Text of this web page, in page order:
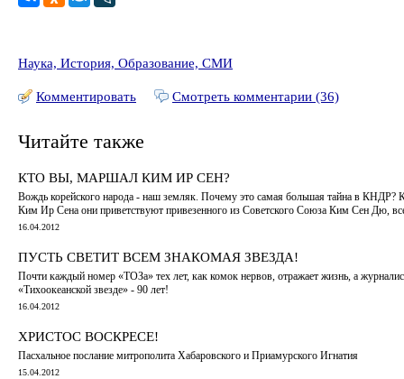
Наука, История, Образование, СМИ
Комментировать Смотреть комментарии (36)
Читайте также
КТО ВЫ, МАРШАЛ КИМ ИР СЕН?
Вождь корейского народа - наш земляк. Почему это самая большая тайна в
Ким Ир Сена они приветствуют привезенного из Советского Союза Ким Сен Дю,
16.04.2012
ПУСТЬ СВЕТИТ ВСЕМ ЗНАКОМАЯ ЗВЕЗДА!
Почти каждый номер «ТОЗа» тех лет, как комок нервов, отражает жизнь, а
«Тихоокеанской звезде» - 90 лет!
16.04.2012
ХРИСТОС ВОСКРЕСЕ!
Пасхальное послание митрополита Хабаровского и Приамурского Игнатия
15.04.2012